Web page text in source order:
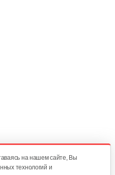
Смотреть
на нашем сайте, Вы
технологий и